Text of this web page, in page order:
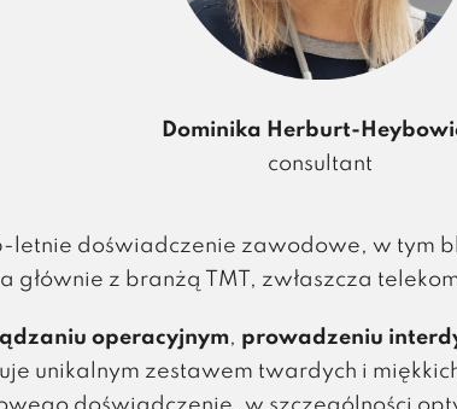
Dominika Herburt-
consultant
letnie doświadczenie zawodowe, w tym
głównie z branżą TMT, zwłaszcza
operacyjnym, prowadzeniu
unikalnym zestawem twardych i